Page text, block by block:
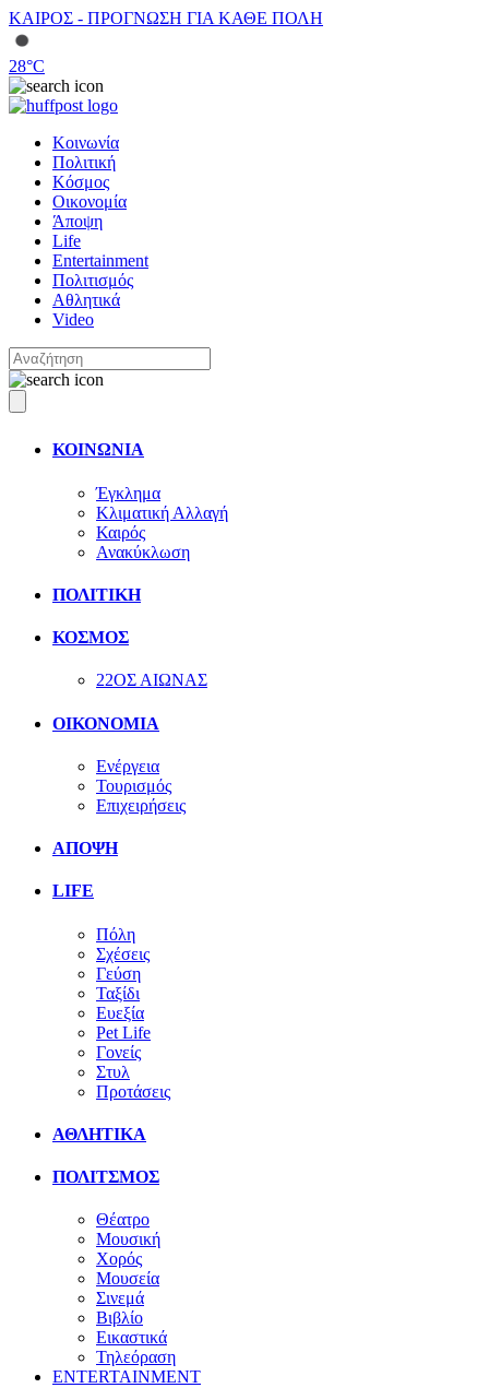
ΚΑΙΡΟΣ - ΠΡΟΓΝΩΣΗ ΓΙΑ ΚΑΘΕ ΠΟΛΗ
28°C
Κοινωνία
Πολιτική
Κόσμος
Οικονομία
Άποψη
Life
Entertainment
Πολιτισμός
Αθλητικά
Video
ΚΟΙΝΩΝΙΑ
Έγκλημα
Κλιματική Αλλαγή
Καιρός
Ανακύκλωση
ΠΟΛΙΤΙΚΗ
ΚΟΣΜΟΣ
22ΟΣ ΑΙΩΝΑΣ
ΟΙΚΟΝΟΜΙΑ
Ενέργεια
Τουρισμός
Επιχειρήσεις
ΑΠΟΨΗ
LIFE
Πόλη
Σχέσεις
Γεύση
Ταξίδι
Ευεξία
Pet Life
Γονείς
Στυλ
Προτάσεις
ΑΘΛΗΤΙΚΑ
ΠΟΛΙΤΣΜΟΣ
Θέατρο
Μουσική
Χορός
Μουσεία
Σινεμά
Βιβλίο
Εικαστικά
Τηλεόραση
ENTERTAINMENT